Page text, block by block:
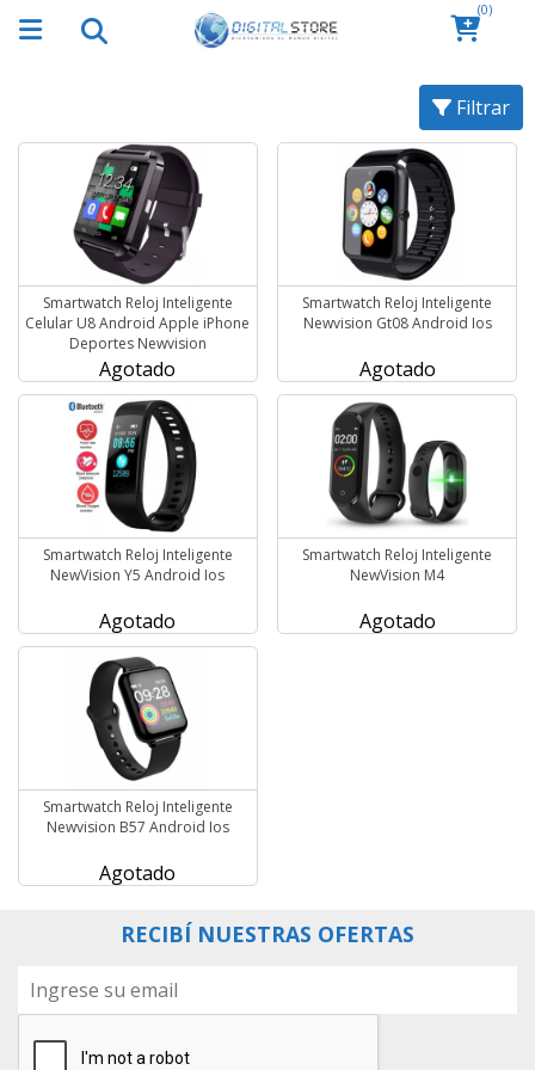
(0)
Filtrar
Smartwatch Reloj Inteligente
Celular U8 Android Apple iPhone
Deportes Newvision
Agotado
Smartwatch Reloj Inteligente
Newvision Gt08 Android Ios
Agotado
Smartwatch Reloj Inteligente
NewVision Y5 Android Ios
Agotado
Smartwatch Reloj Inteligente
NewVision M4
Agotado
Smartwatch Reloj Inteligente
Newvision B57 Android Ios
Agotado
RECIBÍ NUESTRAS OFERTAS